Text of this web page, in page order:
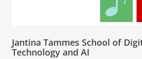
Jantina Tammes School of
Technology and AI